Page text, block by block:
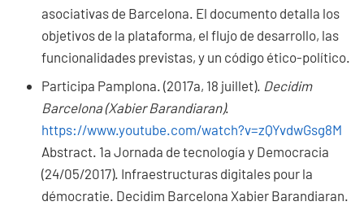
asociativas de Barcelona. El documento detalla los
objetivos de la plataforma, el flujo de desarrollo, las
funcionalidades previstas, y un código ético-político.
Participa Pamplona. (2017a, 18 juillet). Decidim
Barcelona (Xabier Barandiaran).
https://www.youtube.com/watch?v=zQYvdwGsg8M
Abstract. 1a Jornada de tecnología y Democracia
(24/05/2017). Infraestructuras digitales pour la
démocratie. Decidim Barcelona Xabier Barandiaran.